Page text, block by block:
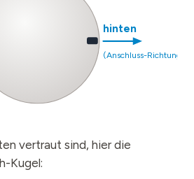
hinten
(Anschluss-Richtung)
vertraut sind, hier die
Kugel: